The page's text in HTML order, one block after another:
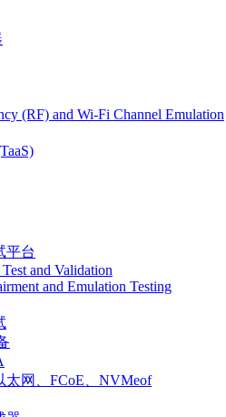
(RF) and Wi-Fi Channel Emulation
平台
and Validation
and Emulation Testing
太网、FCoE、NVMeof